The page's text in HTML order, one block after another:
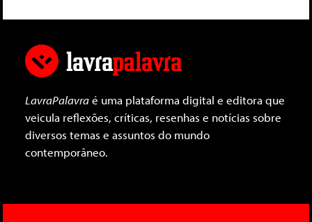
LavraPalavraé uma plataforma digital e editora que
veicula reflexões, críticas, resenhas e notícias sobre
diversos temas e assuntos do mundo
contemporâneo.